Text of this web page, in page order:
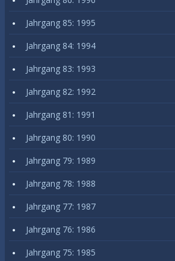
Jahrgang 85: 1995
Jahrgang 84: 1994
Jahrgang 83: 1993
Jahrgang 82: 1992
Jahrgang 81: 1991
Jahrgang 80: 1990
Jahrgang 79: 1989
Jahrgang 78: 1988
Jahrgang 77: 1987
Jahrgang 76: 1986
Jahrgang 75: 1985